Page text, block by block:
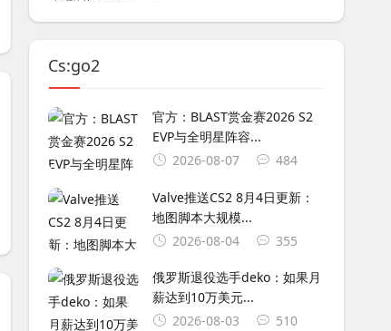
Cs:go2
官方：BLAST赏金赛2026 S2
EVP与全明星阵容...
2026-08-07
484
Valve推送CS2 8月4日更新：
地图脚本大规模...
2026-08-04
355
俄罗斯退役选手deko：如果月
薪达到10万美元...
2026-08-03
510